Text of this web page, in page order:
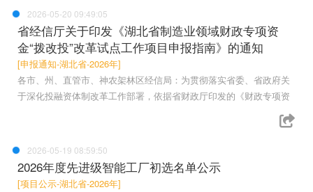
2026-05-20 09:49:05
省经信厅关于印发《湖北省制造业领域财政专项资
金“拨改投”改革试点工作项目申报指南》的通知
[申报通知-湖北省-2026年]
各市、州、直管市、神农架林区经信局：为贯彻落实省委、省政府关
于深化投融资体制改革工作部署，依据省财政厅印发的《财政专项资
2026-05-19 08:59:50
2026年度先进级智能工厂初选名单公示
[项目公示-湖北省-2026年]